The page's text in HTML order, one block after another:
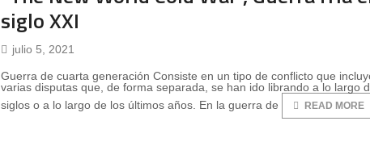
siglo XXI
julio 5, 2021
Guerra de cuarta generación Consiste en un tipo de conflicto que
varias disputas que, de forma separada, se han ido librando a lo largo
siglos o a lo largo de los últimos años. En la guerra de
READ MORE